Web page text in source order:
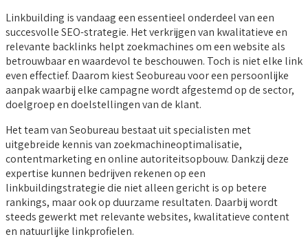
Linkbuilding is vandaag een essentieel onderdeel van een
succesvolle SEO-strategie. Het verkrijgen van kwalitatieve en
relevante backlinks helpt zoekmachines om een website als
betrouwbaar en waardevol te beschouwen. Toch is niet elke link
even effectief. Daarom kiest Seobureau voor een persoonlijke
aanpak waarbij elke campagne wordt afgestemd op de sector,
doelgroep en doelstellingen van de klant.
Het team van Seobureau bestaat uit specialisten met
uitgebreide kennis van zoekmachineoptimalisatie,
contentmarketing en online autoriteitsopbouw. Dankzij deze
expertise kunnen bedrijven rekenen op een
linkbuildingstrategie die niet alleen gericht is op betere
rankings, maar ook op duurzame resultaten. Daarbij wordt
steeds gewerkt met relevante websites, kwalitatieve content
en natuurlijke linkprofielen.